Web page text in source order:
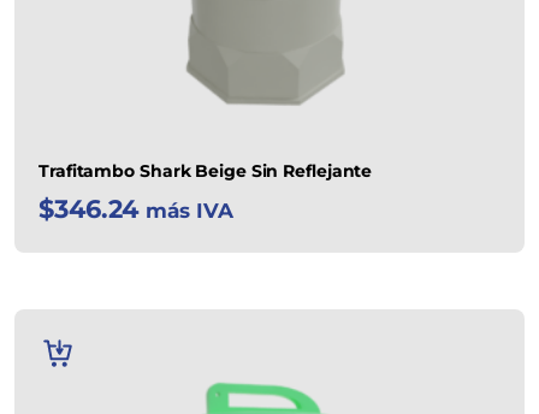
Trafitambo Shark Beige Sin Reflejante
$346.24 más IVA
AÑADIR
AL
CARRITO